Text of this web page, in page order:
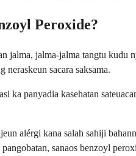
Peroxide?
jalma, jalma-jalma tangtu
sacara saksama.
ka panyadia kasehatan
alérgi kana salah sahiji
sanaos benzoyl